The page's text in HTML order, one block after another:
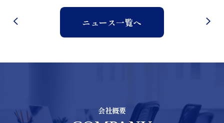
ニュース一覧へ
会社概要